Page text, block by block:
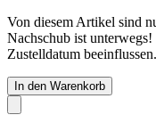
Von diesem Artikel sind
Nachschub ist
Zustelldatum beeinflussen.
In den Warenkorb